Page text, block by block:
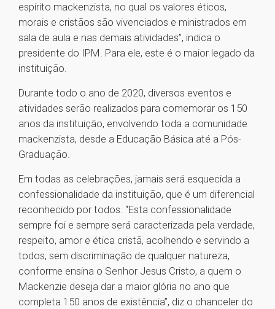
espírito mackenzista, no qual os valores éticos,
morais e cristãos são vivenciados e ministrados em
sala de aula e nas demais atividades”, indica o
presidente do IPM. Para ele, este é o maior legado da
instituição.
Durante todo o ano de 2020, diversos eventos e
atividades serão realizados para comemorar os 150
anos da instituição, envolvendo toda a comunidade
mackenzista, desde a Educação Básica até a Pós-
Graduação.
Em todas as celebrações, jamais será esquecida a
confessionalidade da instituição, que é um diferencial
reconhecido por todos. “Esta confessionalidade
sempre foi e sempre será caracterizada pela verdade,
respeito, amor e ética cristã, acolhendo e servindo a
todos, sem discriminação de qualquer natureza,
conforme ensina o Senhor Jesus Cristo, a quem o
Mackenzie deseja dar a maior glória no ano que
completa 150 anos de existência”, diz o chanceler do